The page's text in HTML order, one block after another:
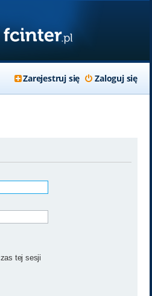
Zaloguj się
Zarejestruj się
tej sesji